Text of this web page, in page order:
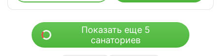
Показать еще 5
санаториев